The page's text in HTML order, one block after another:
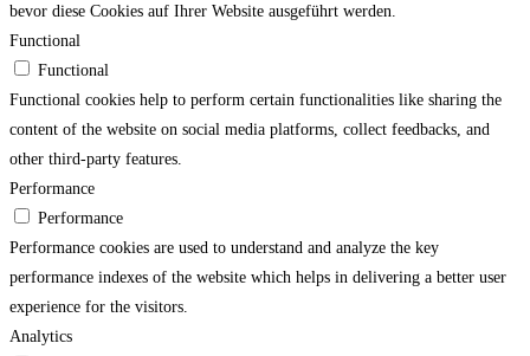
bevor diese Cookies auf Ihrer Website ausgeführt werden.
Functional
Functional
Functional cookies help to perform certain functionalities like sharing the
content of the website on social media platforms, collect feedbacks, and
other third-party features.
Performance
Performance
Performance cookies are used to understand and analyze the key
performance indexes of the website which helps in delivering a better user
experience for the visitors.
Analytics